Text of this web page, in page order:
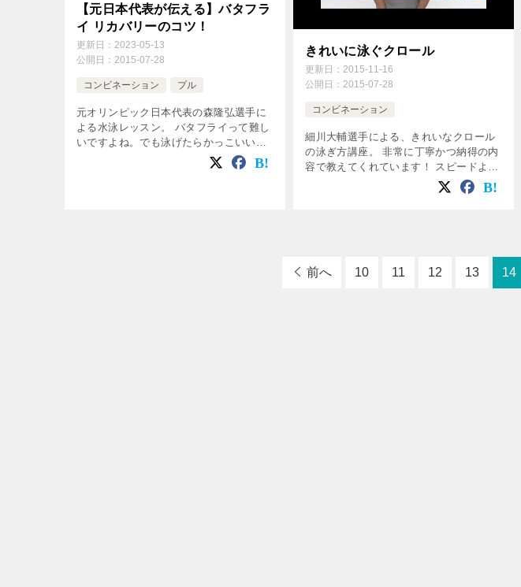
【元日本代表が伝える】バタフラ
イ リカバリーのコツ！
更新日： 2023-05-13
公開日： 2015-07-28
コンビネーション プル
元オリンピック日本代表の森隆弘選手に
よる水泳レッスン。 バタフライって難し
いですよね。でも泳げたらかっこいいで
すよね！ 今回はバタフライのリカバリー
について、コツを紹介している動画を取
きれいに泳ぐクロール
更新日：2015-11-16
公開日：2015-07-28
コンビネーション
細川大輔選手による、きれいなクロール
の泳ぎ方講座。 非常に丁寧かつ納得の内
容で教えてくれています！ スピードより
もきれいに泳ぎたい方は、ぜひご覧くだ
前へ 10 11 12 13 14